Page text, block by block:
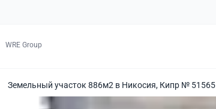
WRE Group
Земельный участок 886м2 в Никосия, Кипр № 51565